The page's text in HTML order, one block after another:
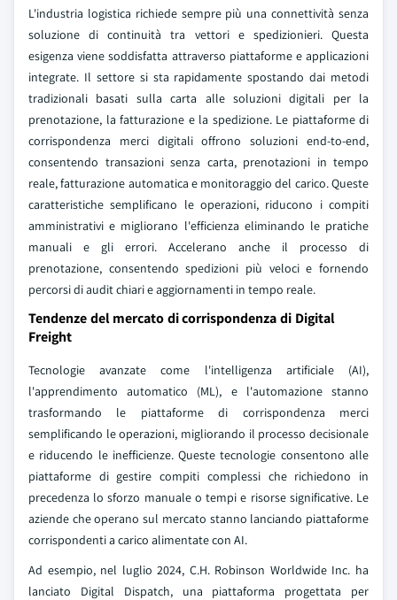
L'industria logistica richiede sempre più una connettività senza
soluzione di continuità tra vettori e spedizionieri. Questa
esigenza viene soddisfatta attraverso piattaforme e applicazioni
integrate. Il settore si sta rapidamente spostando dai metodi
tradizionali basati sulla carta alle soluzioni digitali per la
prenotazione, la fatturazione e la spedizione. Le piattaforme di
corrispondenza merci digitali offrono soluzioni end-to-end,
consentendo transazioni senza carta, prenotazioni in tempo
reale, fatturazione automatica e monitoraggio del carico. Queste
caratteristiche semplificano le operazioni, riducono i compiti
amministrativi e migliorano l'efficienza eliminando le pratiche
manuali e gli errori. Accelerano anche il processo di
prenotazione, consentendo spedizioni più veloci e fornendo
percorsi di audit chiari e aggiornamenti in tempo reale.
Tendenze del mercato di corrispondenza di Digital
Freight
Tecnologie avanzate come l'intelligenza artificiale (AI),
l'apprendimento automatico (ML), e l'automazione stanno
trasformando le piattaforme di corrispondenza merci
semplificando le operazioni, migliorando il processo decisionale
e riducendo le inefficienze. Queste tecnologie consentono alle
piattaforme di gestire compiti complessi che richiedono in
precedenza lo sforzo manuale o tempi e risorse significative. Le
aziende che operano sul mercato stanno lanciando piattaforme
corrispondenti a carico alimentate con AI.
Ad esempio, nel luglio 2024, C.H. Robinson Worldwide Inc. ha
lanciato Digital Dispatch, una piattaforma progettata per